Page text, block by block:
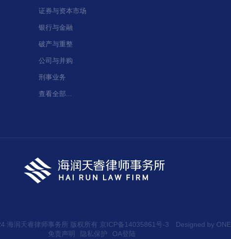
证券与资本市场
银行与金融
破产与重整
公司与并购
刑事业务
查看全部...
海润天睿律师事务所 版权所有 京ICP备14035861号-3
Designed by ONE
免责声明
隐私保护 OA登陆